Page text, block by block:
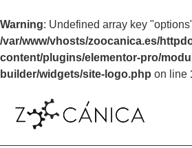
Warning: Undefined array key
/var/www/vhosts/zoocanica.es/
content/plugins/elementor-pro/
builder/widgets/site-logo.php on line